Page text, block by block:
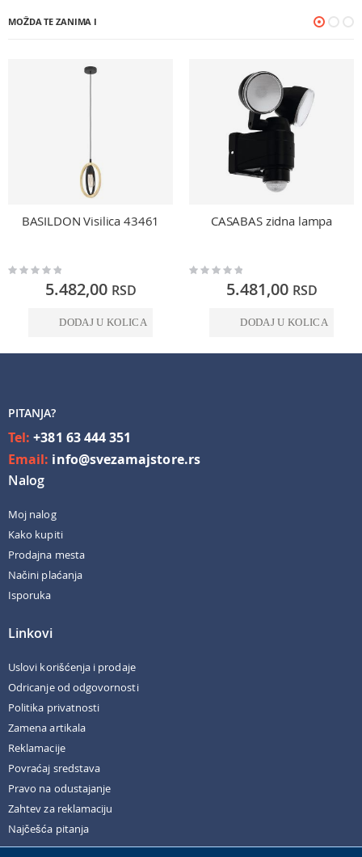
MOŽDA TE ZANIMA I
BASILDON Visilica 43461
Rating:
5.482,00 RSD
DODAJ U KOLICA
CASABAS zidna lampa
Rating:
5.481,00 RSD
DODAJ U KOLICA
PITANJA?
Tel:+381 63 444 351
Email: info@svezamajstore.rs
Nalog
Moj nalog
Kako kupiti
Prodajna mesta
Načini plaćanja
Isporuka
Linkovi
Uslovi korišćenja i prodaje
Odricanje od odgovornosti
Politika privatnosti
Zamena artikala
Reklamacije
Povraćaj sredstava
Pravo na odustajanje
Zahtev za reklamaciju
Najčešća pitanja